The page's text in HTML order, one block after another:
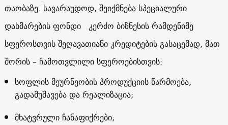
თაობაზე. სავარაუდოდ, შეიქმნება სპეციალური
დახმარების ფონდი კერძო ბიზნესის რამდენიმე
სფეროსთვის შეღავათიანი კრედიტების გასაცემად, მათ
შორის – ჩამოთვლილი სფეროებისთვის:
სოფლის მეურნეობის პროდუქციის წარმოება,
გადამუშავება და რეალიზაცია;
მხატვრული ჩანაფიქრები;